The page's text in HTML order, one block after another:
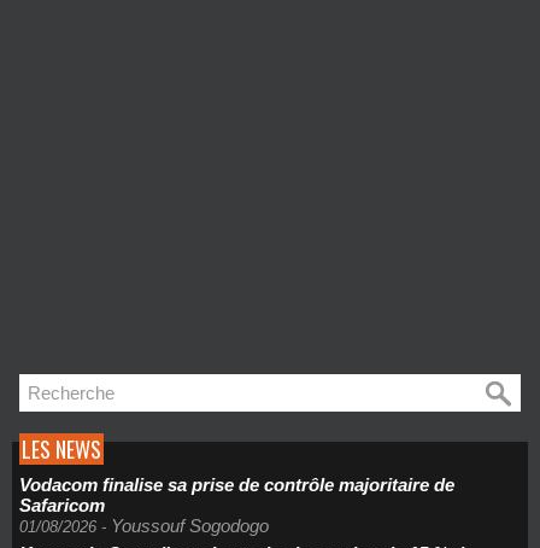
LES NEWS
Vodacom finalise sa prise de contrôle majoritaire de
Safaricom
01/08/2026 - Youssouf Sogodogo